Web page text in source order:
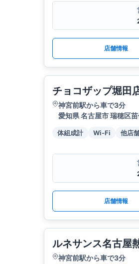
店舗情報
チョコザップ堀田
神宮前駅から車で3分
愛知県 名古屋市 瑞穂区
体組成計 Wi-Fi 他店
店舗情報
ルネサンス名古屋
神宮前駅から車で3分